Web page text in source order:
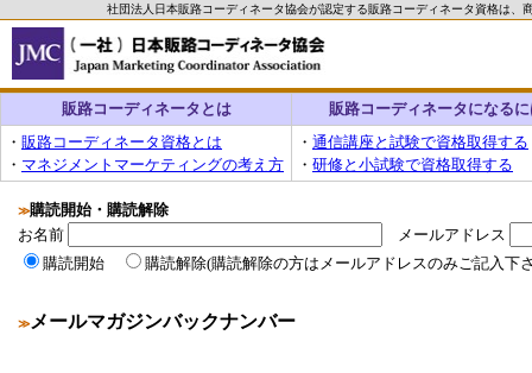
社団法人日本販路コーディネータ協会が認定する販路コーディネータ資格は
販路コーディネータとは
販路コーディネータになる
・ 販路コーディネータ資格とは
・ マネジメントマーケティングの考え方
・ 通信講座と試験で資格取得する
・ 研修と小試験で資格取得する
≫購読開始・購読解除
お名前
メールアドレス
購読開始
購読解除(購読解除の方はメールアドレスのみご記入下
≫メールマガジンバックナンバー